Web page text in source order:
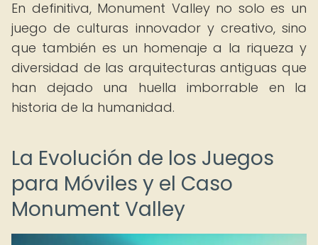
En definitiva, Monument Valley no solo es un
juego de culturas innovador y creativo, sino
que también es un homenaje a la riqueza y
diversidad de las arquitecturas antiguas que
han dejado una huella imborrable en la
historia de la humanidad.
La Evolución de los Juegos
para Móviles y el Caso
Monument Valley